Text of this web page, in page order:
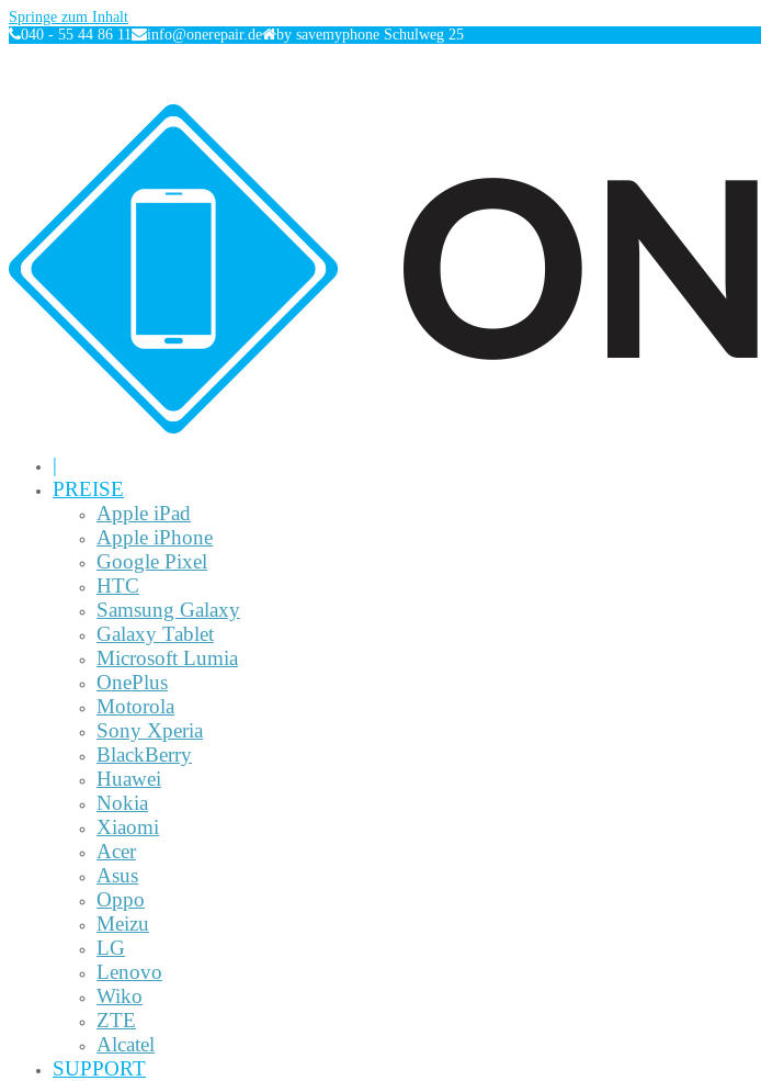
Springe zum Inhalt
040 - 55 44 86 11
info@onerepair.de by savemyphone Schulweg 25
|
PREISE
Apple iPad
Apple iPhone
Google Pixel
HTC
Samsung Galaxy
Galaxy Tablet
Microsoft Lumia
OnePlus
Motorola
Sony Xperia
BlackBerry
Huawei
Nokia
Xiaomi
Acer
Asus
Oppo
Meizu
LG
Lenovo
Wiko
ZTE
Alcatel
SUPPORT